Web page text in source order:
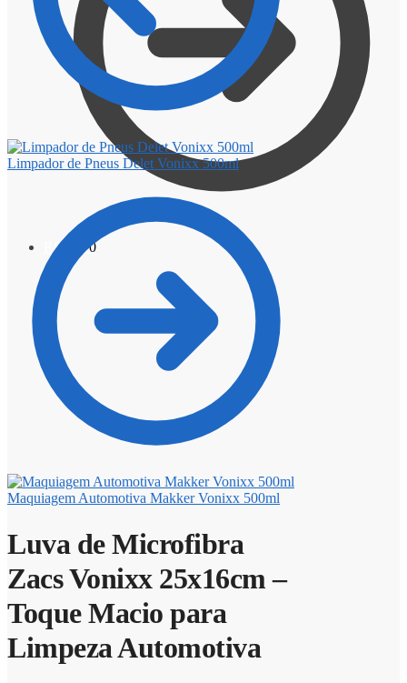
R$0,00 0
Limpador de Pneus Delet Vonixx 500ml
Maquiagem Automotiva Makker Vonixx 500ml
Luva de Microfibra
Zacs Vonixx 25x16cm –
Toque Macio para
Limpeza Automotiva